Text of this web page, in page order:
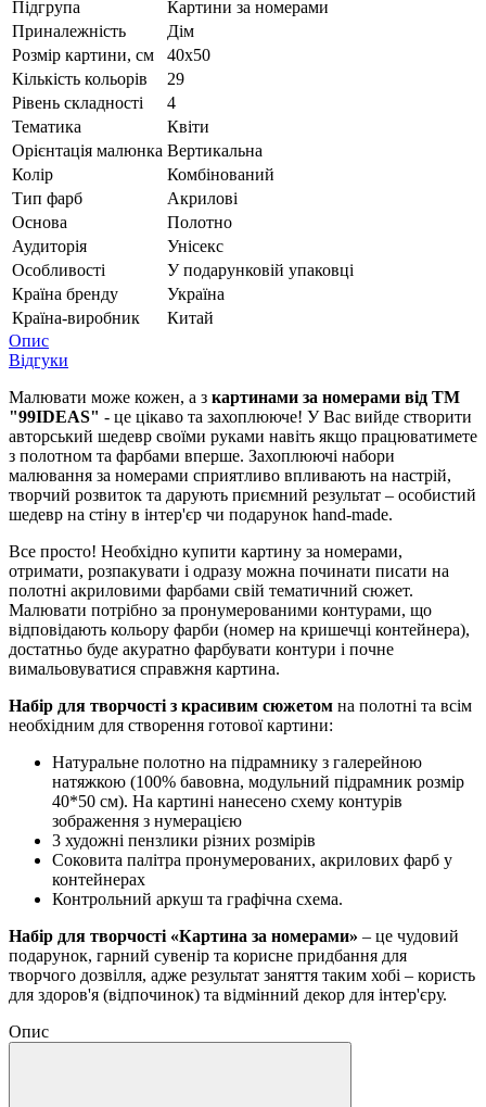
Підгрупа
Картини за номерами
Приналежність
Дім
Розмір картини, см
40х50
Кількість кольорів
29
Рівень складності
4
Тематика
Квіти
Орієнтація малюнка Вертикальна
Колір
Комбінований
Тип фарб
Акрилові
Основа
Полотно
Аудиторія
Унісекс
Особливості
У подарунковій упаковці
Країна бренду
Україна
Країна-виробник
Китай
Опис
Відгуки
Малювати може кожен, а з картинами за номерами від ТМ
"99IDEAS" - це цікаво та захоплююче! У Вас вийде створити
авторський шедевр своїми руками навіть якщо працюватимете
з полотном та фарбами вперше. Захоплюючі набори
малювання за номерами сприятливо впливають на настрій,
творчий розвиток та дарують приємний результат – особистий
шедевр на стіну в інтер'єр чи подарунок hand-made.
Все просто! Необхідно купити картину за номерами,
отримати, розпакувати і одразу можна починати писати на
полотні акриловими фарбами свій тематичний сюжет.
Малювати потрібно за пронумерованими контурами, що
відповідають кольору фарби (номер на кришечці контейнера),
достатньо буде акуратно фарбувати контури і почне
вимальовуватися справжня картина.
Набір для творчості з красивим сюжетом на полотні та всім
необхідним для створення готової картини:
Натуральне полотно на підрамнику з галерейною
натяжкою (100% бавовна, модульний підрамник розмір
40*50 см). На картині нанесено схему контурів
зображення з нумерацією
3 художні пензлики різних розмірів
Соковита палітра пронумерованих, акрилових фарб у
контейнерах
Контрольний аркуш та графічна схема.
Набір для творчості «Картина за номерами» – це чудовий
подарунок, гарний сувенір та корисне придбання для
творчого дозвілля, адже результат заняття таким хобі – користь
для здоров'я (відпочинок) та відмінний декор для інтер'єру.
Опис